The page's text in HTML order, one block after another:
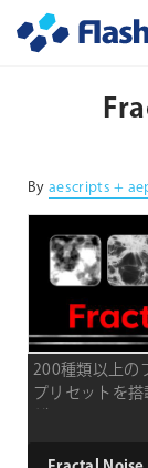
By aescripts +
200種類以上の
プリセットを
type